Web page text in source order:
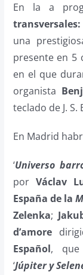
En la a
transversales:
una
presente en 5
en el que
organista
teclado de J. S.
En Madrid
‘Universo
por Václav
España de la
Zelenka;
d’amore
Español, que
‘Júpiter y